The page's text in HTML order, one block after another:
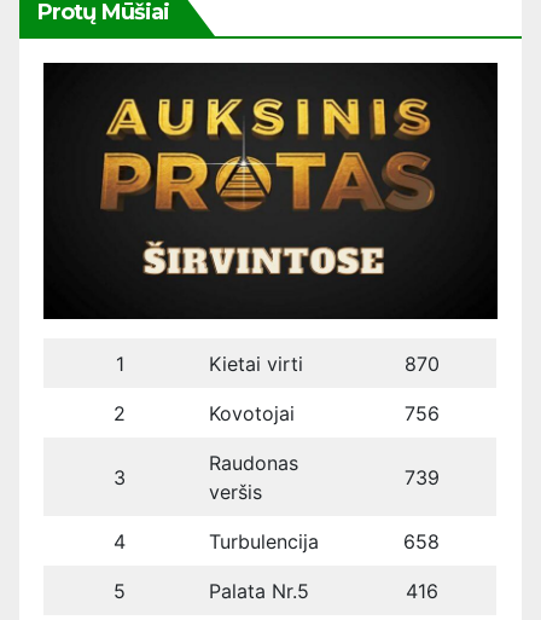
Protų Mūšiai
1 Kietai virti 870
2 Kovotojai 756
3
Raudonas
veršis
739
4 Turbulencija 658
5 Palata Nr.5 416